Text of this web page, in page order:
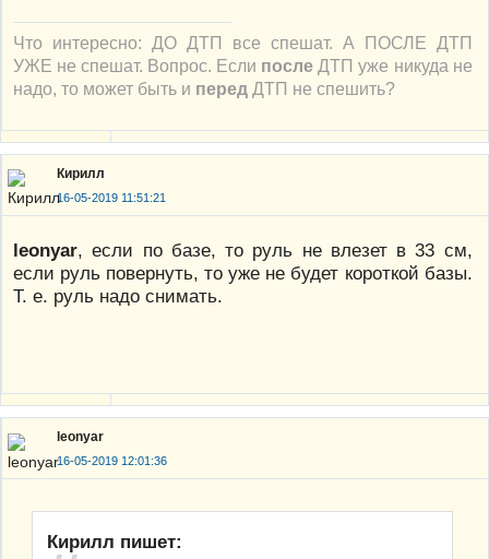
Что интересно: ДО ДТП все спешат. А ПОСЛЕ ДТП
УЖЕ не спешат. Вопрос. Если после ДТП уже никуда не
надо, то может быть и перед ДТП не спешить?
Кирилл
16-05-2019 11:51:21
leonyar, если по базе, то руль не влезет в 33 см,
если руль повернуть, то уже не будет короткой базы.
Т. е. руль надо снимать.
leonyar
16-05-2019 12:01:36
Кирилл пишет: